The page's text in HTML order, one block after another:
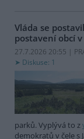
Vláda se
postavení obcí
27.7.2026 20:55 |
Diskuse: 1
parků. Vyplývá to z
demokratů v čele s